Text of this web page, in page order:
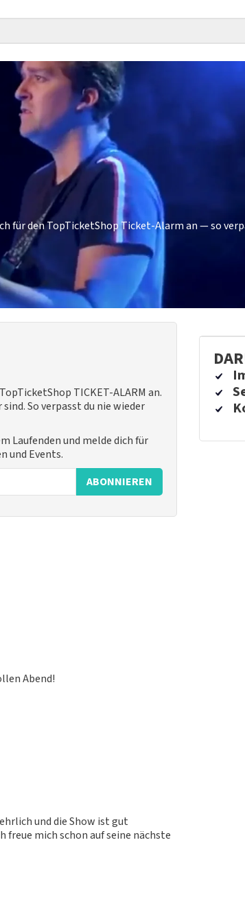
für den TopTicketShop Ticket-Alarm an — so
TICKET-ALARM an.
So verpasst du nie wieder
Laufenden und melde dich für
und Events.
ABONNIEREN
abzugeben, wenn du keine
Angaben werden nicht
Abend!
konnten!
und die Show ist gut
mich schon auf seine nächste